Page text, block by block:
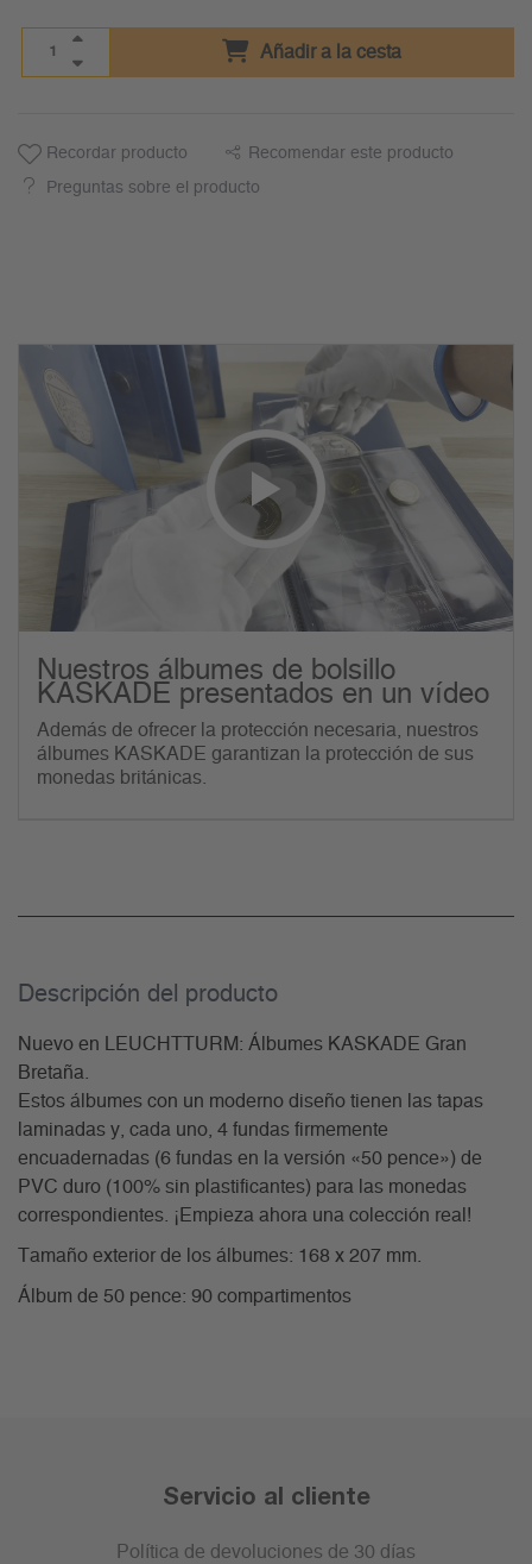
Añadir a la cesta
Recordar producto Recomendar este producto
Preguntas sobre el producto
Nuestros álbumes de bolsillo
KASKADE presentados en un vídeo
Además de ofrecer la protección necesaria, nuestros
álbumes KASKADE garantizan la protección de sus
monedas británicas.
Descripción del producto
Nuevo en LEUCHTTURM: Álbumes KASKADE Gran
Bretaña.
Estos álbumes con un moderno diseño tienen las tapas
laminadas y, cada uno, 4 fundas firmemente
encuadernadas (6 fundas en la versión «50 pence») de
PVC duro (100% sin plastificantes) para las monedas
correspondientes. ¡Empieza ahora una colección real!
Tamaño exterior de los álbumes: 168 x 207 mm.
Álbum de 50 pence: 90 compartimentos
Servicio al cliente
Política de devoluciones de 30 días